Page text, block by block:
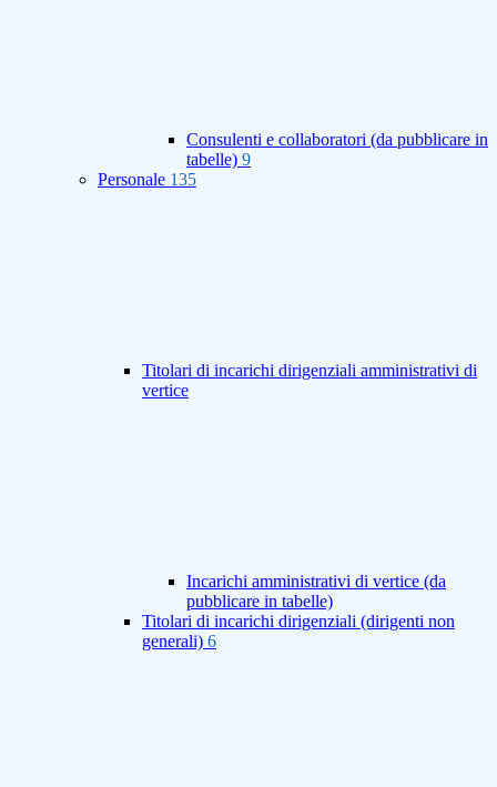
Consulenti e collaboratori (da pubblicare in
tabelle) 9
Personale 135
Titolari di incarichi dirigenziali amministrativi di
vertice
Incarichi amministrativi di vertice (da
pubblicare in tabelle)
Titolari di incarichi dirigenziali (dirigenti non
generali) 6